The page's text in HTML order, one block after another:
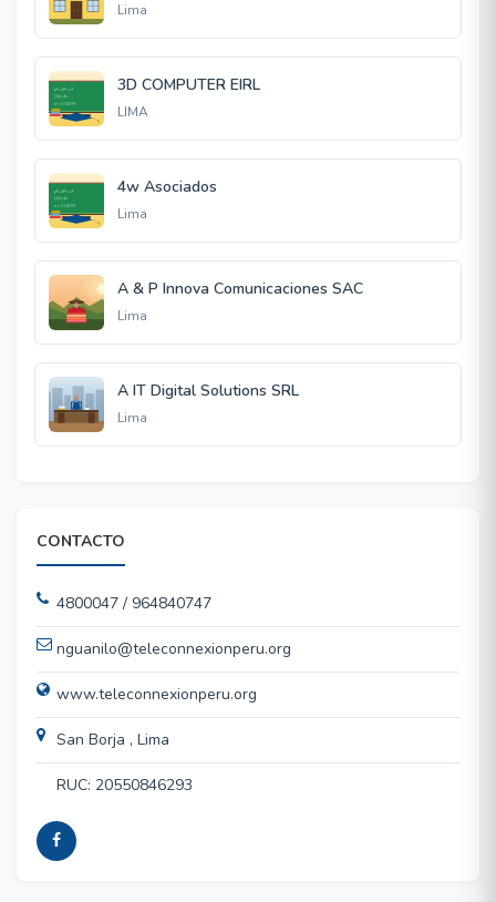
Lima
3D COMPUTER EIRL
LIMA
4w Asociados
Lima
A & P Innova Comunicaciones SAC
Lima
A IT Digital Solutions SRL
Lima
CONTACTO
4800047 / 964840747
nguanilo@teleconnexionperu.org
www.teleconnexionperu.org
San Borja , Lima
RUC: 20550846293